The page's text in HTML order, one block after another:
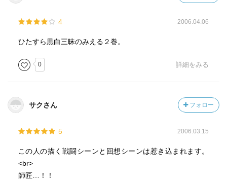
4 2006.04.06
ひたすら黒白三昧のみえる２巻。
0 詳細をみる
サクさん フォロー
5 2006.03.15
この人の描く戦闘シーンと回想シーンは惹き込まれます。
<br>
師匠…！！